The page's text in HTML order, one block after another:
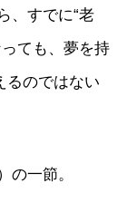
、すでに“老
ても、夢を持
るのではない
の一節。